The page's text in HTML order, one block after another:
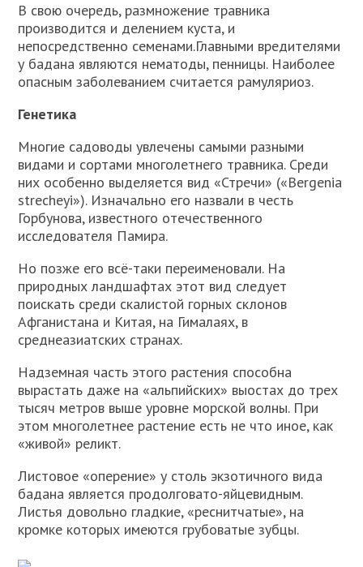
В свою очередь, размножение травника
производится и делением куста, и
непосредственно семенами.Главными вредителями
у бадана являются нематоды, пенницы. Наиболее
опасным заболеванием считается рамуляриоз.
Генетика
Многие садоводы увлечены самыми разными
видами и сортами многолетнего травника. Среди
них особенно выделяется вид «Стречи» («Bergenia
strecheyi»). Изначально его назвали в честь
Горбунова, известного отечественного
исследователя Памира.
Но позже его всё-таки переименовали. На
природных ландшафтах этот вид следует
поискать среди скалистой горных склонов
Афганистана и Китая, на Гималаях, в
среднеазиатских странах.
Надземная часть этого растения способна
вырастать даже на «альпийских» выостах до трех
тысяч метров выше уровне морской волны. При
этом многолетнее растение есть не что иное, как
«живой» реликт.
Листовое «оперение» у столь экзотичного вида
бадана является продолговато-яйцевидным.
Листья довольно гладкие, «реснитчатые», на
кромке которых имеются грубоватые зубцы.